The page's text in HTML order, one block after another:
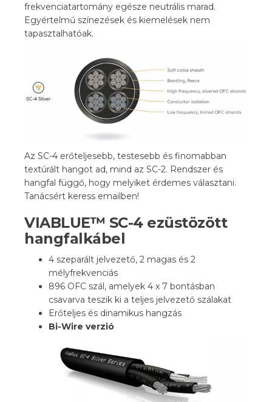
frekvenciatartomány egésze neutrális marad.
Egyértelmű színezések és kiemelések nem
tapasztalhatóak.
Az SC-4 erőteljesebb, testesebb és finomabban
textúrált hangot ad, mind az SC-2. Rendszer és
hangfal függő, hogy melyiket érdemes választani.
Tanácsért keress emailben!
VIABLUE™ SC-4 ezüstözött
hangfalkábel
4 szeparált jelvezető, 2 magas és 2
mélyfrekvenciás
896 OFC szál, amelyek 4 x 7 bontásban
csavarva teszik ki a teljes jelvezető szálakat
Erőteljes és dinamikus hangzás
Bi-Wire verzió